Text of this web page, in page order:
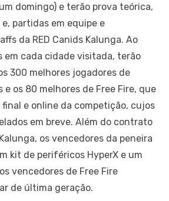
domingo) e terão prova teórica,
e, partidas em equipe e
da RED Canids Kalunga. Ao
em cada cidade visitada, terão
300 melhores jogadores de
os 80 melhores de Free Fire, que
e online da competição, cujos
em breve. Além do contrato
os vencedores da peneira
kit de periféricos HyperX e um
vencedores de Free Fire
de última geração.